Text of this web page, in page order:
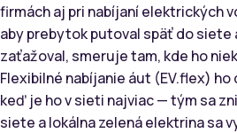
firmách aj pri nabíjaní elektrických
aby prebytok putoval späť do siete
zaťažoval, smeruje tam, kde ho
Flexibilné nabíjanie áut (EV.flex)
keď je ho v sieti najviac — tým sa
siete a lokálna zelená elektrina sa